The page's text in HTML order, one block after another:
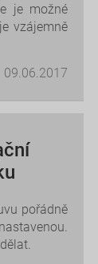
je možné
vzájemně
09.06.2017
pořádně